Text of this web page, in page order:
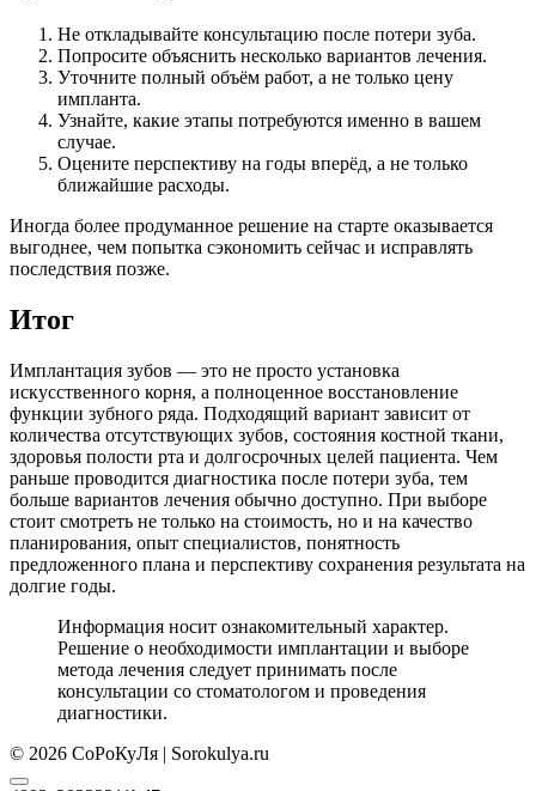
Не откладывайте консультацию после потери зуба.
Попросите объяснить несколько вариантов лечения.
Уточните полный объём работ, а не только цену
импланта.
Узнайте, какие этапы потребуются именно в вашем
случае.
Оцените перспективу на годы вперёд, а не только
ближайшие расходы.
Иногда более продуманное решение на старте оказывается
выгоднее, чем попытка сэкономить сейчас и исправлять
последствия позже.
Итог
Имплантация зубов — это не просто установка
искусственного корня, а полноценное восстановление
функции зубного ряда. Подходящий вариант зависит от
количества отсутствующих зубов, состояния костной ткани,
здоровья полости рта и долгосрочных целей пациента. Чем
раньше проводится диагностика после потери зуба, тем
больше вариантов лечения обычно доступно. При выборе
стоит смотреть не только на стоимость, но и на качество
планирования, опыт специалистов, понятность
предложенного плана и перспективу сохранения результата на
долгие годы.
Информация носит ознакомительный характер.
Решение о необходимости имплантации и выборе
метода лечения следует принимать после
консультации со стоматологом и проведения
диагностики.
© 2026 СоРоКуЛя | Sorokulya.ru